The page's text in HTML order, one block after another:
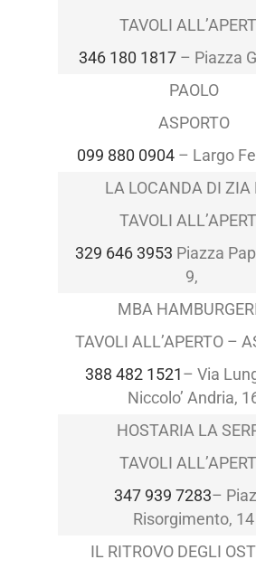
TAVOLI
346 180 1817– Piazza
PAOLO
ASPORTO
099 880 0904 – Largo
LA LOCANDA DI ZIA
TAVOLI
329 646 3953 Piazza
9,
MBA
TAVOLI ALL’APERTO –
388 482 1521– Via
Niccolo’ Andria,
HOSTARIA LA
TAVOLI
347 939 7283–
Risorgimento, 14
IL RITROVO DEGLI